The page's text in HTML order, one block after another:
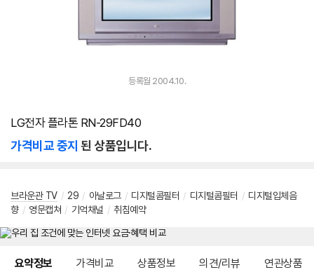
등록월 2004.10.
LG전자 플라톤 RN-29FD40
가격비교 중지 된 상품입니다.
브라운관 TV / 29 / 아날로그 / 디지털콤필터 / 디지털콤필터 / 디지털입체음
향 / 영문캡쳐 / 기억채널 / 취침예약
요약정보 가격비교 상품정보 의견/리뷰 연관상품